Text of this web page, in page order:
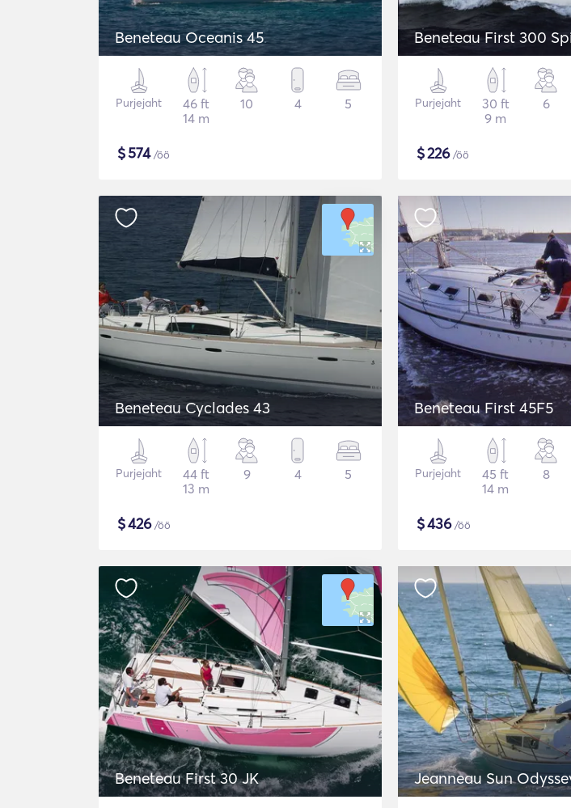
Beneteau Oceanis 45
Purjejaht
46 ft
14 m
10 4 5
$574/öö
Beneteau First 300
Purjejaht
30 ft
9 m
6
$226/öö
Beneteau Cyclades 43
Purjejaht
44 ft
13 m
9 4 5
$426/öö
Beneteau First 45F5
Purjejaht
45 ft
14 m
8
$436/öö
Beneteau First 30 JK Jeanneau Sun